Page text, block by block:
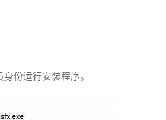
份运行安装程序。